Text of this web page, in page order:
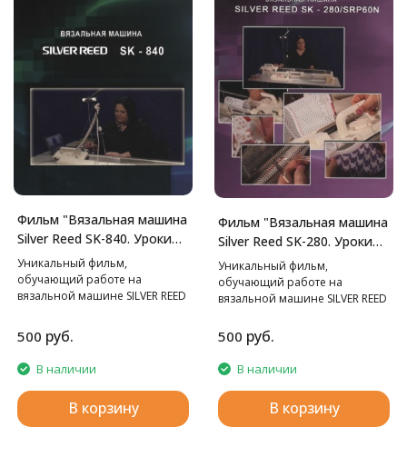
Фильм "Вязальная машина
Silver Reed SK-840. Уроки
мастерства."
Уникальный фильм,
обучающий работе на
вязальной машине SILVER REED
500 руб.
В наличии
В корзину
Фильм "Вязальная машина
Silver Reed SK-280. Уроки
мастерства."
Уникальный фильм,
обучающий работе на
вязальной машине SILVER REED
500 руб.
В наличии
В корзину